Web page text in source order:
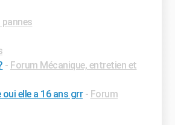
- Forum Mécanique, entretien et
elle a 16 ans grr - Forum